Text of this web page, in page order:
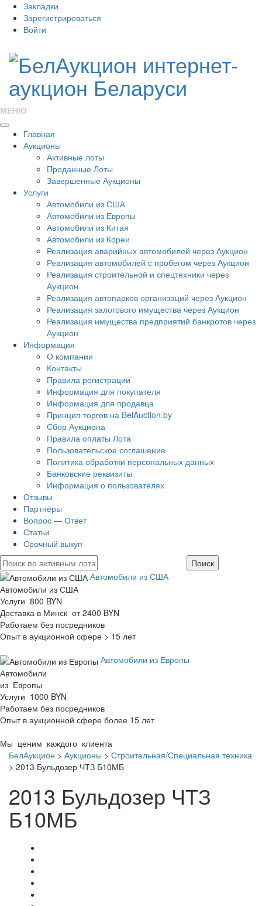
Закладки
Зарегистрироваться
Войти
МЕНЮ
Главная
Аукционы
Активные лоты
Проданные Лоты
Завершенные Аукционы
Услуги
Автомобили из США
Автомобили из Европы
Автомобили из Китая
Автомобили из Кореи
Реализация аварийных автомобилей через Аукцион
Реализация автомобилей с пробегом через Аукцион
Реализация строительной и спецтехники через
Аукцион
Реализация автопарков организаций через Аукцион
Реализация залогового имущества через Аукцион
Реализация имущества предприятий банкротов через
Аукцион
Информация
О компании
Контакты
Правила регистрации
Информация для покупателя
Информация для продавца
Принцип торгов на BelAuction.by
Сбор Аукциона
Правила оплаты Лота
Пользовательское соглашение
Политика обработки персональных данных
Банковские реквизиты
Информация о пользователях
Отзывы
Партнёры
Вопрос — Ответ
Статьи
Срочный выкуп
Автомобили из США
Автомобили из США
Услуги 800 BYN
Доставка в Минск от 2400 BYN
Работаем без посредников
Опыт в аукционной сфере > 15 лет
Автомобили из Европы
Автомобили
из Европы
Услуги 1000 BYN
Работаем без посредников
Опыт в аукционной сфере более 15 лет
Мы ценим каждого клиента
БелАукцион > Аукционы > Строительная/Специальная техника
> 2013 Бульдозер ЧТЗ Б10МБ
2013 Бульдозер ЧТЗ
Б10МБ